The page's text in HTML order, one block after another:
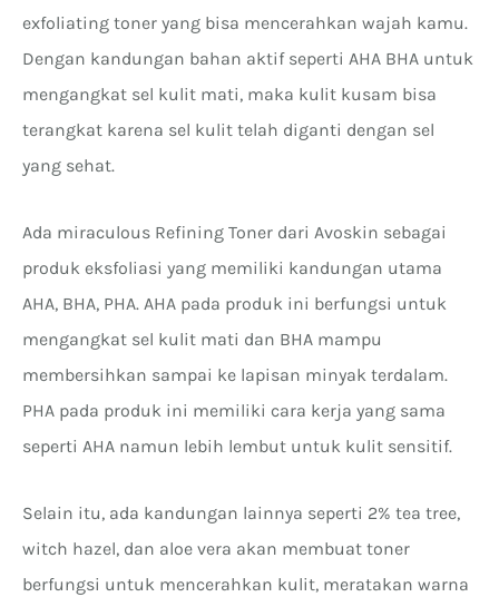
exfoliating toner yang bisa mencerahkan wajah kamu.
Dengan kandungan bahan aktif seperti AHA BHA untuk
mengangkat sel kulit mati, maka kulit kusam bisa
terangkat karena sel kulit telah diganti dengan sel
yang sehat.
Ada miraculous Refining Toner dari Avoskin sebagai
produk eksfoliasi yang memiliki kandungan utama
AHA, BHA, PHA. AHA pada produk ini berfungsi untuk
mengangkat sel kulit mati dan BHA mampu
membersihkan sampai ke lapisan minyak terdalam.
PHA pada produk ini memiliki cara kerja yang sama
seperti AHA namun lebih lembut untuk kulit sensitif.
Selain itu, ada kandungan lainnya seperti 2% tea tree,
witch hazel, dan aloe vera akan membuat toner
berfungsi untuk mencerahkan kulit, meratakan warna